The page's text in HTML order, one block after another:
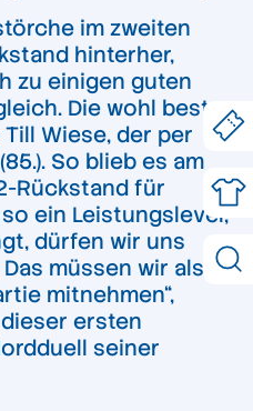
im zweiten
hinterher,
zu einigen guten
Die wohl beste
Wiese, der per
So blieb es am
Rückstand für
so ein Leistungslevel,
dürfen wir uns
müssen wir als
mitnehmen“,
ersten
seiner